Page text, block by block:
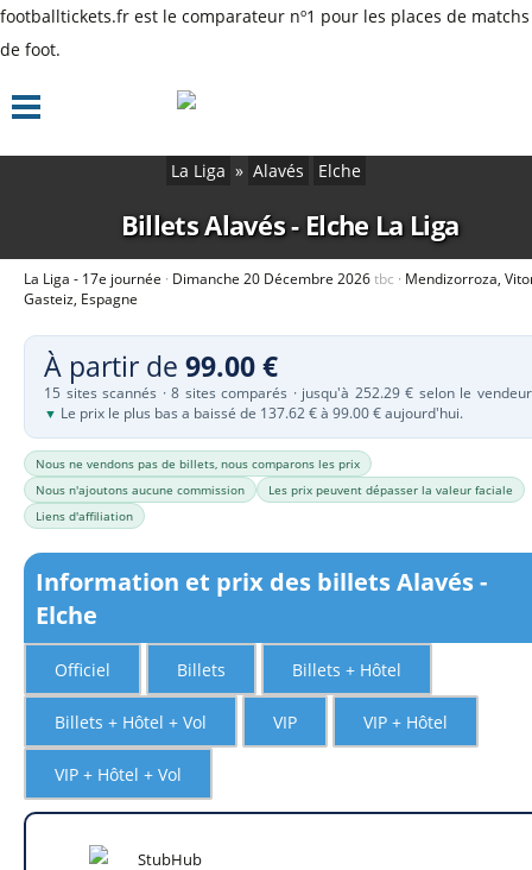
footballtickets.fr est le comparateur nº1 pour les places de matchs
de foot.
La Liga » Alavés Elche
Billets Alavés - Elche La Liga
La Liga - 17e journée Dimanche 20 Décembre 2026tbc
Mendizorroza,
Gasteiz, Espagne
À partir de 99.00 €
15 sites scannés · 8 sites comparés · jusqu'à 252.29 € selon le
▼ Le prix le plus bas a baissé de 137.62 € à 99.00 € aujourd'hui.
Nous ne vendons pas de billets, nous comparons les prix
Nous n'ajoutons aucune commission
Les prix peuvent dépasser la valeur faciale
Liens d'affiliation
Information et prix des billets Alavés -
Elche
Officiel Billets Billets + Hôtel
Billets + Hôtel + Vol VIP VIP + Hôtel
VIP + Hôtel + Vol